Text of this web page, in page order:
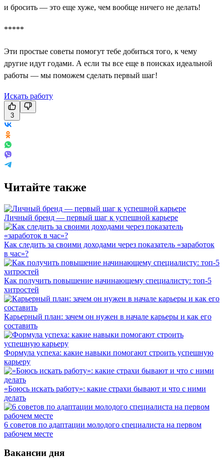
и бросить — это еще хуже, чем вообще ничего не делать!
*****
Эти простые советы помогут тебе добиться того, к чему
другие идут годами. А если ты все еще в поисках идеальной
работы — мы поможем сделать первый шаг!
Искать работу
3
Читайте также
Личный бренд — первый шаг к успешной карьере
Как следить за своими доходами через показатель «заработок
в час»?
Как получить повышение начинающему специалисту: топ-5
хитростей
Карьерный план: зачем он нужен в начале карьеры и как его
составить
Формула успеха: какие навыки помогают строить успешную
карьеру
«Боюсь искать работу»: какие страхи бывают и что с ними
делать
6 советов по адаптации молодого специалиста на первом
рабочем месте
Вакансии дня